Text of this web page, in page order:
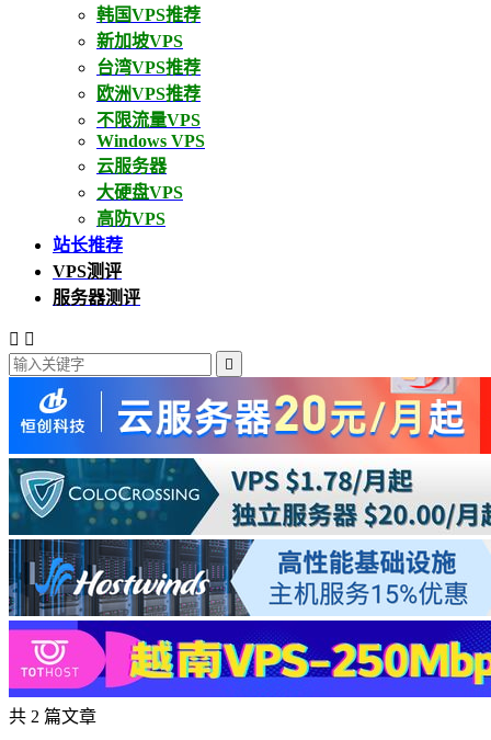
韩国VPS推荐
新加坡VPS
台湾VPS推荐
欧洲VPS推荐
不限流量VPS
Windows VPS
云服务器
大硬盘VPS
高防VPS
站长推荐
VPS测评
服务器测评
 

共 2 篇文章